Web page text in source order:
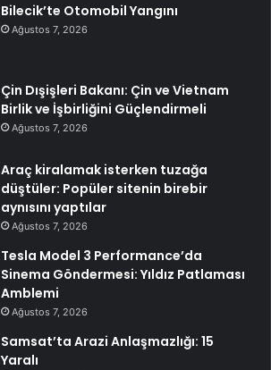
Bilecik’te Otomobil Yangını
Ağustos 7, 2026
Çin Dışişleri Bakanı: Çin ve Vietnam
Birlik ve İşbirliğini Güçlendirmeli
Ağustos 7, 2026
Araç kiralamak isterken tuzağa
düştüler: Popüler sitenin birebir
aynısını yaptılar
Ağustos 7, 2026
Tesla Model 3 Performance’da
Sinema Göndermesi: Yıldız Patlaması
Amblemi
Ağustos 7, 2026
Samsat’ta Arazi Anlaşmazlığı: 15
Yaralı